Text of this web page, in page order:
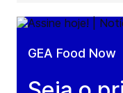
GEA Food Now